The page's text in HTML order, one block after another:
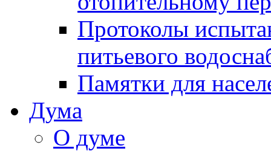
Протоколы
питьевого
Памятки для
Дума
О думе